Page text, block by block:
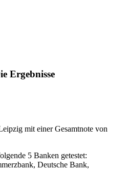
Ergebnisse
mit einer Gesamtnote von
5 Banken getestet:
Deutsche Bank,